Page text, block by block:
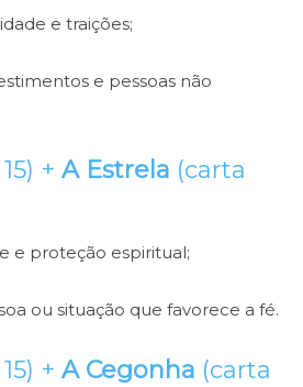
e traições;
e pessoas não
+ A Estrela (carta
e proteção espiritual;
ou situação que favorece a fé.
+ A Cegonha (carta